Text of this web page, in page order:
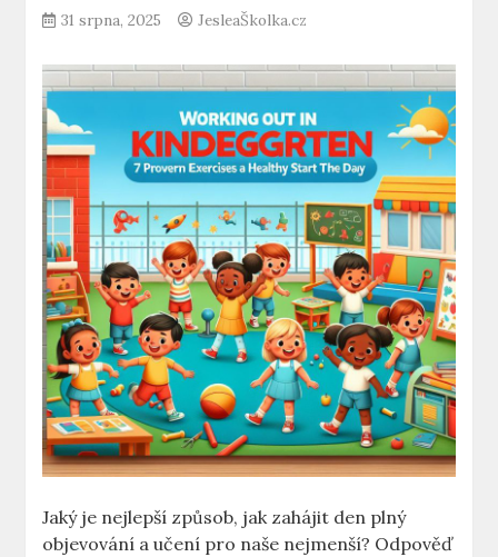
31 srpna, 2025 JesleaŠkolka.cz
Jaký je nejlepší způsob, jak zahájit den plný
objevování a učení pro naše nejmenší? Odpověď